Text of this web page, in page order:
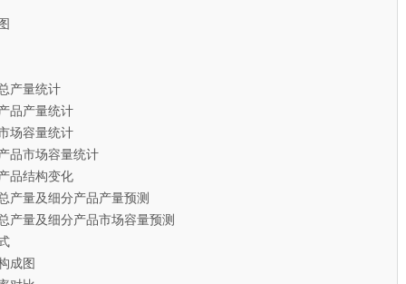
产量统计
品产量统计
场容量统计
市场容量统计
品结构变化
量及细分产品产量预测
量及细分产品市场容量预测
成图